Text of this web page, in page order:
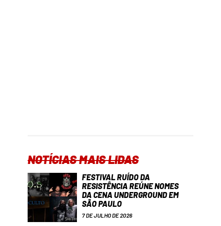
NOTÍCIAS MAIS LIDAS
FESTIVAL RUÍDO DA
RESISTÊNCIA REÚNE NOMES
DA CENA UNDERGROUND EM
SÃO PAULO
7 DE JULHO DE 2026